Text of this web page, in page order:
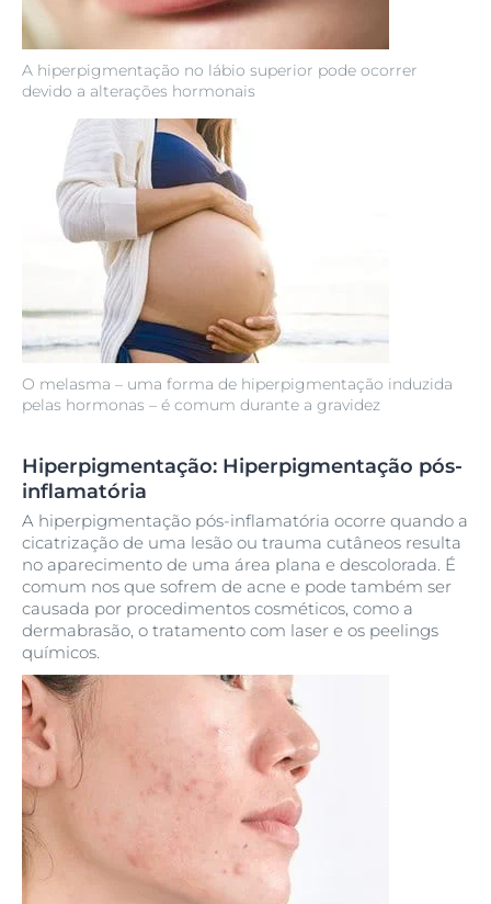
A hiperpigmentação no lábio superior pode ocorrer
devido a alterações hormonais
O melasma – uma forma de hiperpigmentação induzida
pelas hormonas – é comum durante a gravidez
Hiperpigmentação: Hiperpigmentação pós-
inflamatória
A hiperpigmentação pós-inflamatória ocorre quando a
cicatrização de uma lesão ou trauma cutâneos resulta
no aparecimento de uma área plana e descolorada. É
comum nos que sofrem de acne e pode também ser
causada por procedimentos cosméticos, como a
dermabrasão, o tratamento com laser e os peelings
químicos.